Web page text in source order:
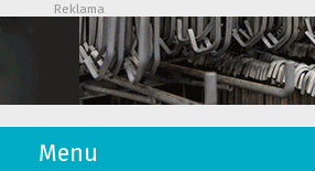
Reklama
Menu